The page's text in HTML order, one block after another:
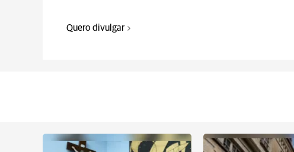
Quero divulgar